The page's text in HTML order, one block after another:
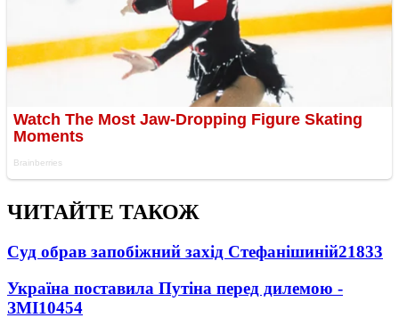
ЧИТАЙТЕ ТАКОЖ
Суд обрав запобіжний захід Стефанішиній21833
Україна поставила Путіна перед дилемою -
ЗМІ10454